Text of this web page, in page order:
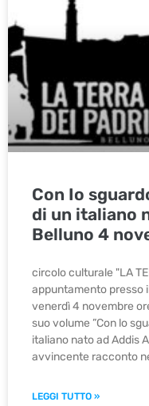
Con Io
di un italiano
Belluno 4
circolo culturale "LA
appuntamento presso
venerdì 4 novembre
suo volume ”Con lo
italiano nato ad Addis
avvincente racconto
LEGGI TUTTO »